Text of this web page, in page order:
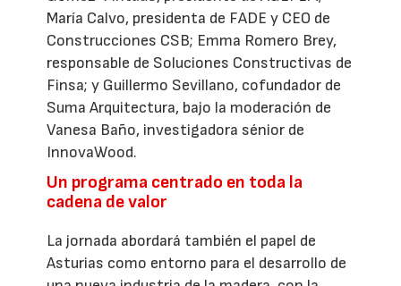
María Calvo, presidenta de FADE y CEO de
Construcciones CSB; Emma Romero Brey,
responsable de Soluciones Constructivas de
Finsa; y Guillermo Sevillano, cofundador de
Suma Arquitectura, bajo la moderación de
Vanesa Baño, investigadora sénior de
InnovaWood.
Un programa centrado en toda la
cadena de valor
La jornada abordará también el papel de
Asturias como entorno para el desarrollo de